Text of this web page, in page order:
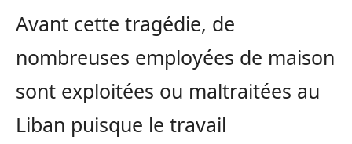
Avant cette tragédie, de
nombreuses employées de maison
sont exploitées ou maltraitées au
Liban puisque le travail